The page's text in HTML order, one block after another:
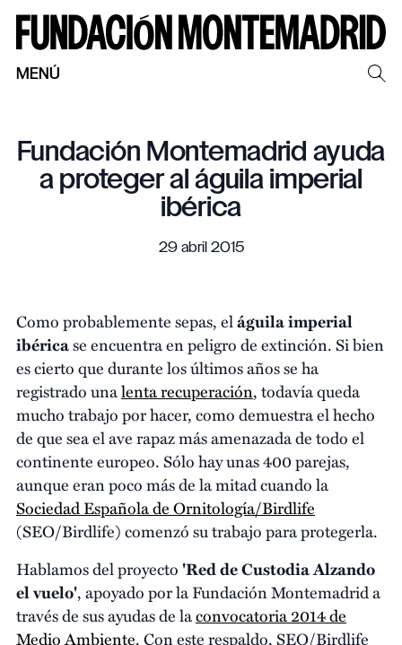
MENÚ
Fundación Montemadrid ayuda
a proteger al águila imperial
ibérica
29 abril 2015
Como probablemente sepas, eláguila imperial
ibéricase encuentra en peligro de extinción. Si bien
es cierto que durante los últimos años se ha
registrado unalenta recuperación, todavía queda
mucho trabajo por hacer, como demuestra el hecho
de que sea el ave rapaz más amenazada de todo el
continente europeo. Sólo hay unas 400 parejas,
aunque eran poco más de la mitad cuando la
Sociedad Española de Ornitología/Birdlife
(SEO/Birdlife) comenzó su trabajo para protegerla.
Hablamos del proyecto 'Red de Custodia Alzando
el vuelo', apoyado por la Fundación Montemadrid a
través de sus ayudas de laconvocatoria 2014 de
Medio Ambiente. Con este respaldo, SEO/Birdlife